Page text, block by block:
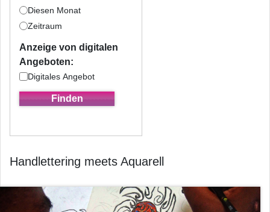
Diesen Monat
Zeitraum
Anzeige von digitalen
Angeboten:
Digitales Angebot
Handlettering meets Aquarell